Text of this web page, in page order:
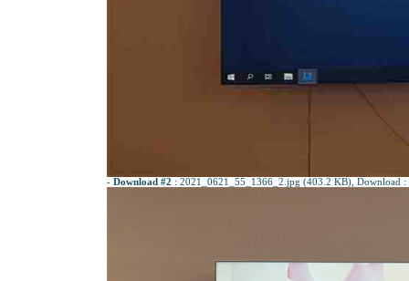
- Download #2 : 2021_0621_55_1366_2.jpg (403.2 KB) , Download :